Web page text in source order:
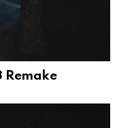
Remake